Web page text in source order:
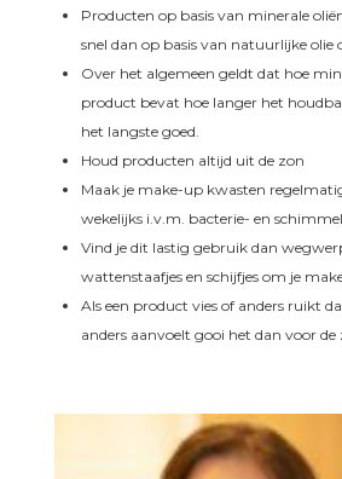
Producten op basis van minerale
snel dan op basis van natuurlijke olie
Over het algemeen geldt dat hoe
product bevat hoe langer het
het langste goed.
Houd producten altijd uit de zon
Maak je make-up kwasten
wekelijks i.v.m. bacterie- en
Vind je dit lastig gebruik dan
wattenstaafjes en schijfjes om je
Als een product vies of anders ruikt
anders aanvoelt gooi het dan voor de